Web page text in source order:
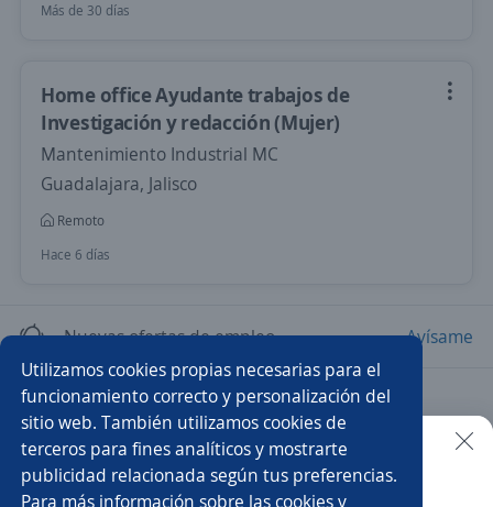
Utilizamos cookies propias necesarias para el
funcionamiento correcto y personalización del
sitio web. También utilizamos cookies de
terceros para fines analíticos y mostrarte
publicidad relacionada según tus preferencias.
Para más información sobre las cookies y
Más de 30 días
Home office Ayudante trabajos de
Investigación y redacción (Mujer)
Mantenimiento Industrial MC
Guadalajara, Jalisco
Remoto
Hace 6 días
Nuevas ofertas de empleo Avísame
Empleos similares
Analista de laboratorio Pasante de calidad
Analista de calidad Auditor calidad
Buscar es más fácil en la app